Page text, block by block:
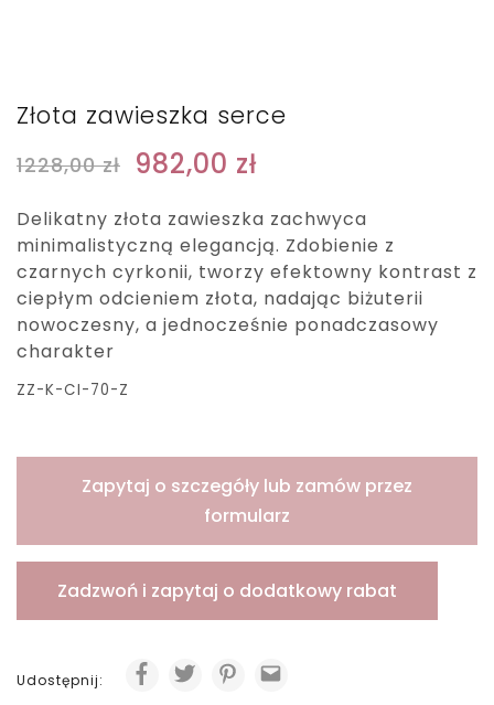
Złota zawieszka serce
1228,00zł 982,00 zł
Delikatny złota zawieszka zachwyca
minimalistyczną elegancją. Zdobienie z
czarnych cyrkonii, tworzy efektowny kontrast z
ciepłym odcieniem złota, nadając biżuterii
nowoczesny, a jednocześnie ponadczasowy
charakter
ZZ-K-CI-70-Z
Zapytaj o szczegóły lub zamów przez
formularz
Zadzwoń i zapytaj o dodatkowy rabat
Udostępnij: